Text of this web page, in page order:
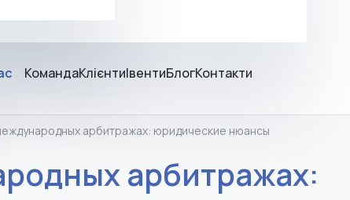
КомандаКлієнтиІвентиБлогКонтакти
арбитражах: юридические нюансы
арбитражах: